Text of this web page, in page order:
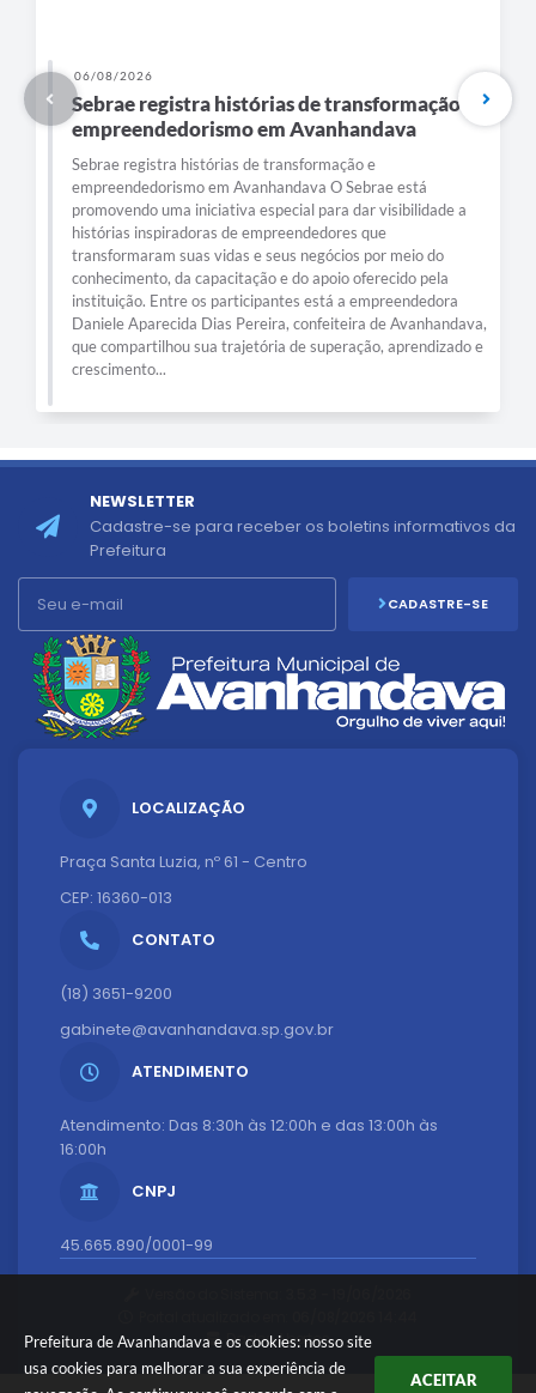
Prefeitura de Avanhandava e os cookies: nosso site
usa cookies para melhorar a sua experiência de
ACEITAR
06/08/2026
Sebrae registra histórias de transformação e
empreendedorismo em Avanhandava
Sebrae registra histórias de transformação e
empreendedorismo em Avanhandava O Sebrae está
promovendo uma iniciativa especial para dar visibilidade a
histórias inspiradoras de empreendedores que
transformaram suas vidas e seus negócios por meio do
conhecimento, da capacitação e do apoio oferecido pela
instituição. Entre os participantes está a empreendedora
Daniele Aparecida Dias Pereira, confeiteira de Avanhandava,
que compartilhou sua trajetória de superação, aprendizado e
crescimento...
LOCALIZAÇÃO
Praça Santa Luzia, nº 61 - Centro
CEP: 16360-013
CONTATO
(18) 3651-9200
gabinete@avanhandava.sp.gov.br
ATENDIMENTO
Atendimento: Das 8:30h às 12:00h e das 13:00h às
16:00h
CNPJ
45.665.890/0001-99
Dados Abertos
NEWSLETTER
Cadastre-se para receber os boletins informativos da
Prefeitura
CADASTRE-SE